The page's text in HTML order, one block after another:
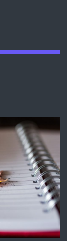
nova janela
mail em nova janela